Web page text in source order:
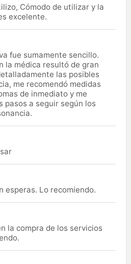
Cómodo de utilizar y la
excelente.
fue sumamente sencillo.
la médica resultó de gran
las posibles
me recomendó medidas
de inmediato y me
pasos a seguir según los
esperas. Lo recomiendo.
la compra de los servicios